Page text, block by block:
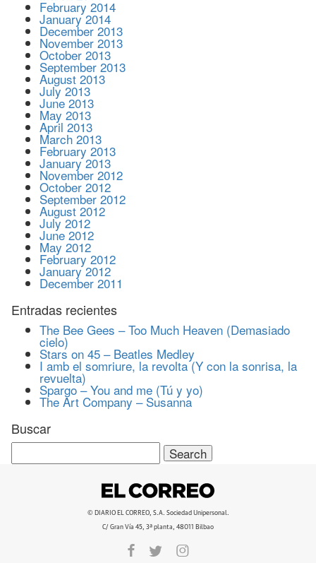
February 2014
January 2014
December 2013
November 2013
October 2013
September 2013
August 2013
July 2013
June 2013
May 2013
April 2013
March 2013
February 2013
January 2013
November 2012
October 2012
September 2012
August 2012
July 2012
June 2012
May 2012
February 2012
January 2012
December 2011
Entradas recientes
The Bee Gees – Too Much Heaven (Demasiado
cielo)
Stars on 45 – Beatles Medley
I amb el somriure, la revolta (Y con la sonrisa, la
revuelta)
Spargo – You and me (Tú y yo)
The Art Company – Susanna
Buscar
Search
for:
© DIARIO EL CORREO, S.A. Sociedad Unipersonal.
C/ Gran Vía 45, 3ª planta, 48011 Bilbao